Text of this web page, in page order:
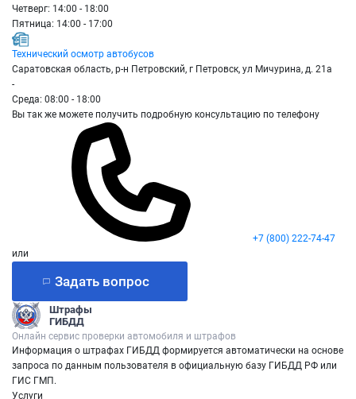
Четверг: 14:00 - 18:00
Пятница: 14:00 - 17:00
Технический осмотр автобусов
Саратовская область, р-н Петровский, г Петровск, ул Мичурина, д. 21а
-
Среда: 08:00 - 18:00
Вы так же можете получить подробную консультацию по телефону
+7 (800) 222-74-47
или
Задать вопрос
Штрафы
ГИБДД
Онлайн сервис проверки автомобиля и штрафов
Информация о штрафах ГИБДД формируется автоматически на основе
запроса по данным пользователя в официальную базу ГИБДД РФ или
ГИС ГМП.
Услуги